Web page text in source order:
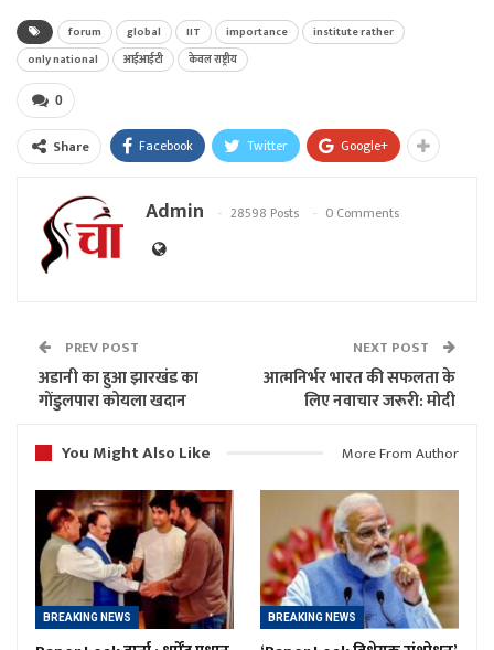
forum global IIT importance
institute rather
only national
आईआईटी केवल राष्ट्रीय
0
Share Facebook Twitter Google+
Admin 28598 Posts 0 Comments
PREV POST
अडानी का हुआ झारखंड का
गोंडुलपारा कोयला खदान
NEXT POST
आत्मनिर्भर भारत की सफलता के
लिए नवाचार जरूरी: मोदी
You Might Also Like
More From Author
BREAKING NEWS BREAKING NEWS